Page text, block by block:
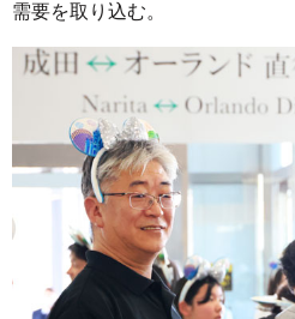
需要を取り込む。